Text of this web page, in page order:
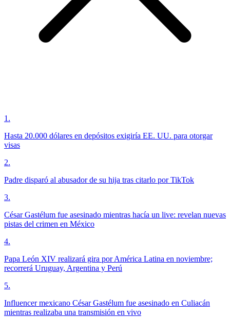
1 .
Hasta 20.000 dólares en depósitos exigiría EE. UU. para otorgar
visas
2.
Padre disparó al abusador de su hija tras citarlo por TikTok
3.
César Gastélum fue asesinado mientras hacía un live: revelan nuevas
pistas del crimen en México
4.
Papa León XIV realizará gira por América Latina en noviembre;
recorrerá Uruguay, Argentina y Perú
5.
Influencer mexicano César Gastélum fue asesinado en Culiacán
mientras realizaba una transmisión en vivo